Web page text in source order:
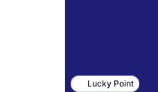
Lucky Point